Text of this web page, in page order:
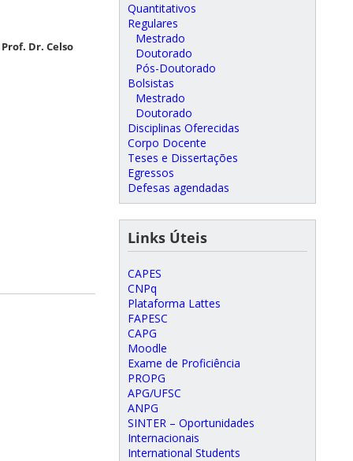
Dr. Celso
Quantitativos
Regulares
Mestrado
Doutorado
Pós-Doutorado
Bolsistas
Mestrado
Doutorado
Disciplinas Oferecidas
Corpo Docente
Teses e Dissertações
Egressos
Defesas agendadas
Links Úteis
CAPES
CNPq
Plataforma Lattes
FAPESC
CAPG
Moodle
Exame de Proficiência
PROPG
APG/UFSC
ANPG
SINTER – Oportunidades
Internacionais
International Students